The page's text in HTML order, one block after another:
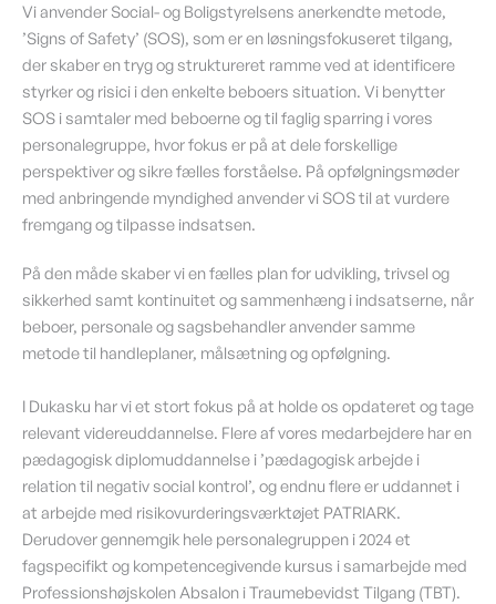
Vi anvender Social- og Boligstyrelsens anerkendte metode,
’Signs of Safety’ (SOS), som er en løsningsfokuseret tilgang,
der skaber en tryg og struktureret ramme ved at identificere
styrker og risici i den enkelte beboers situation. Vi benytter
SOS i samtaler med beboerne og til faglig sparring i vores
personalegruppe, hvor fokus er på at dele forskellige
perspektiver og sikre fælles forståelse. På opfølgningsmøder
med anbringende myndighed anvender vi SOS til at vurdere
fremgang og tilpasse indsatsen.
På den måde skaber vi en fælles plan for udvikling, trivsel og
sikkerhed samt kontinuitet og sammenhæng i indsatserne, når
beboer, personale og sagsbehandler anvender samme
metode til handleplaner, målsætning og opfølgning.
I Dukasku har vi et stort fokus på at holde os opdateret og tage
relevant videreuddannelse. Flere af vores medarbejdere har en
pædagogisk diplomuddannelse i ’pædagogisk arbejde i
relation til negativ social kontrol’, og endnu flere er uddannet i
at arbejde med risikovurderingsværktøjet PATRIARK.
Derudover gennemgik hele personalegruppen i 2024 et
fagspecifikt og kompetencegivende kursus i samarbejde med
Professionshøjskolen Absalon i Traumebevidst Tilgang (TBT).